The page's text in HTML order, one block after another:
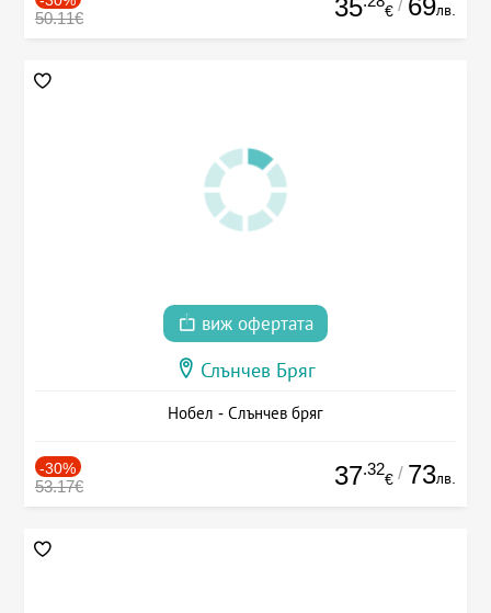
50.11€ 35 € / 69лв.
виж офертата
Слънчев Бряг
Нобел - Слънчев бряг
-30%
53.17€ 37.32
€ / 73лв.